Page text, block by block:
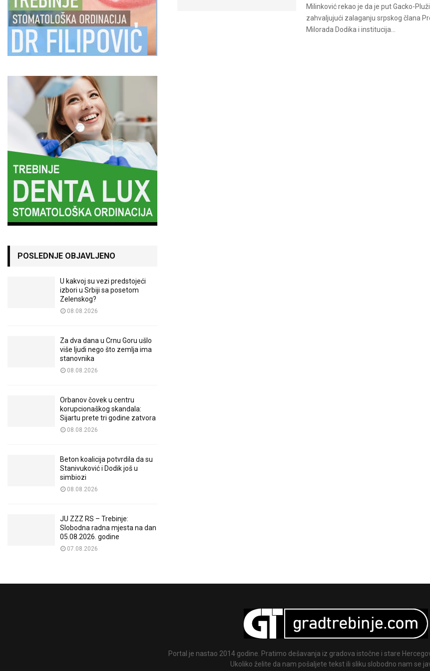
Milinković rekao je da je put Gacko-
zahvaljujući zalaganju srpskog člana
Milorada Dodika i institucija...
POSLEDNJE OBJAVLJENO
U kakvoj su vezi predstojeći
izbori u Srbiji sa posetom
Zelenskog?
08.08.2026
Za dva dana u Crnu Goru ušlo
više ljudi nego što zemlja ima
stanovnika
08.08.2026
Orbanov čovek u centru
korupcionaškog skandala:
Sijartu prete tri godine zatvora
08.08.2026
Beton koalicija potvrdila da su
Stanivuković i Dodik još u
simbiozi
08.08.2026
JU ZZZ RS – Trebinje:
Slobodna radna mjesta na dan
05.08.2026. godine
07.08.2026
Portal je nastao 2014 godine. Pratimo dešavanja iz gradova istočne i stare
Ukoliko želite da nam pošaljete tekst ili sliku slobodno nam se